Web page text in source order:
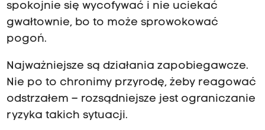
spokojnie się wycofywać i nie uciekać
gwałtownie, bo to może sprowokować
pogoń.
Najważniejsze są działania zapobiegawcze.
Nie po to chronimy przyrodę, żeby reagować
odstrzałem – rozsądniejsze jest ograniczanie
ryzyka takich sytuacji.